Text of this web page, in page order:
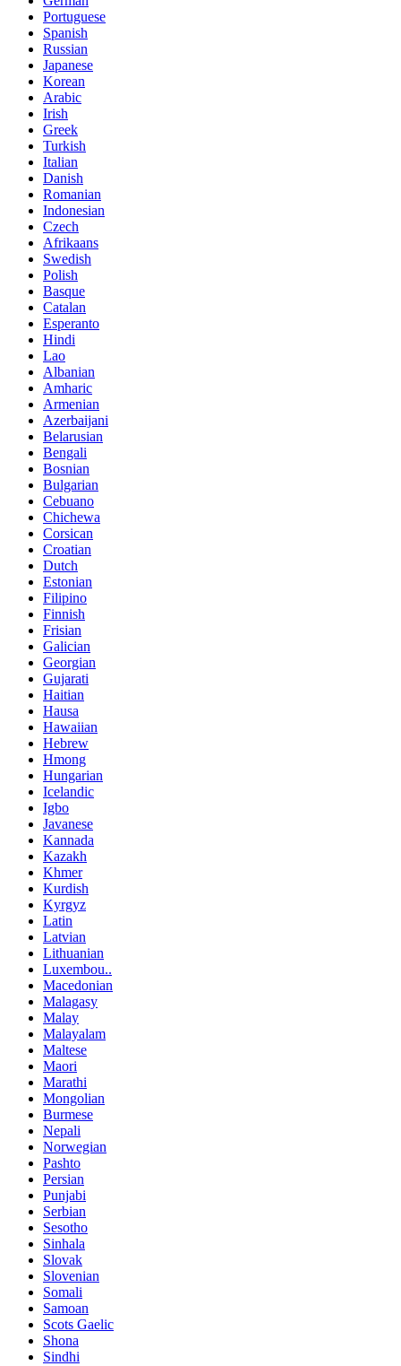
Portuguese
Spanish
Russian
Japanese
Korean
Arabic
Irish
Greek
Turkish
Italian
Danish
Romanian
Indonesian
Czech
Afrikaans
Swedish
Polish
Basque
Catalan
Esperanto
Hindi
Lao
Albanian
Amharic
Armenian
Azerbaijani
Belarusian
Bengali
Bosnian
Bulgarian
Cebuano
Chichewa
Corsican
Croatian
Dutch
Estonian
Filipino
Finnish
Frisian
Galician
Georgian
Gujarati
Haitian
Hausa
Hawaiian
Hebrew
Hmong
Hungarian
Icelandic
Igbo
Javanese
Kannada
Kazakh
Khmer
Kurdish
Kyrgyz
Latin
Latvian
Lithuanian
Luxembou..
Macedonian
Malagasy
Malay
Malayalam
Maltese
Maori
Marathi
Mongolian
Burmese
Nepali
Norwegian
Pashto
Persian
Punjabi
Serbian
Sesotho
Sinhala
Slovak
Slovenian
Somali
Samoan
Scots Gaelic
Shona
Sindhi